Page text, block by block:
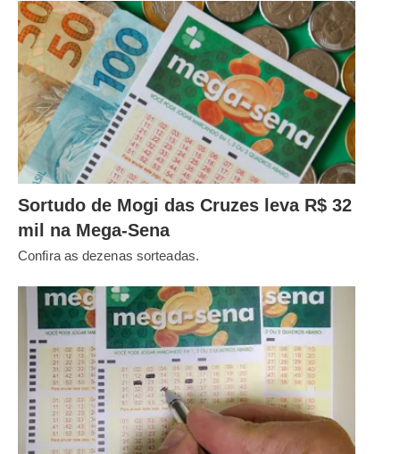
Sortudo de Mogi das Cruzes leva R$ 32
mil na Mega-Sena
Confira as dezenas sorteadas.